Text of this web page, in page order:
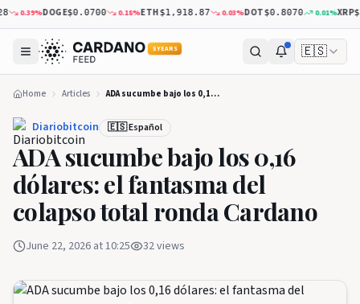
%DOGE$0.0700 0.18%ETH$1,918.87 0.03%DOT$0.8070 0.01%XRP$1.03
5 YEARS 🇪🇸
Home Articles ADA sucumbe bajo los 0,16 dólares: el fantasma del colapso total ronda Cardano
Diariobitcoin 🇪🇸 Español
ADA sucumbe bajo los 0,16
dólares: el fantasma del
colapso total ronda Cardano
June 22, 2026 at 10:25 32views